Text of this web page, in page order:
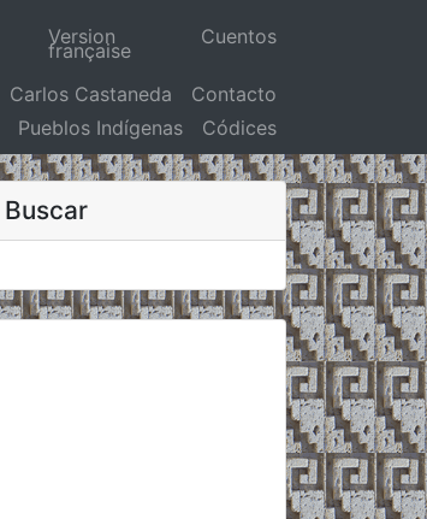
Version
française
Cuentos
Carlos Castaneda
Contacto
Pueblos Indígenas Códices
Buscar